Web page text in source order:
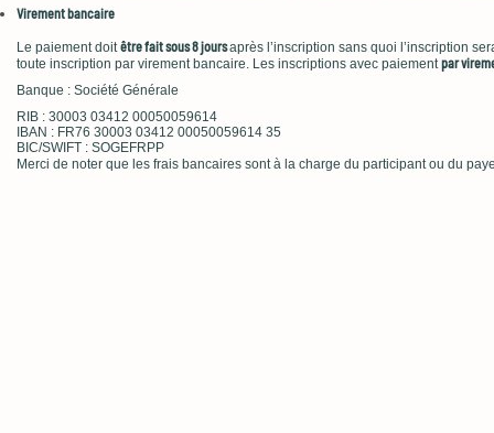
Virement bancaire
Le paiement doit être fait sous 8 joursaprès l’inscription sans quoi l’inscription
toute inscription par virement bancaire. Les inscriptions avec paiement par
Banque : Société Générale
RIB : 30003 03412 00050059614
IBAN : FR76 30003 03412 00050059614 35
BIC/SWIFT : SOGEFRPP
Merci de noter que les frais bancaires sont à la charge du participant ou du